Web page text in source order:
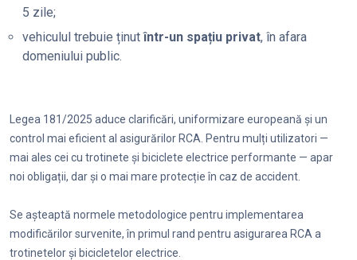
5 zile;
vehiculul trebuie ținutîntr-un spațiu privat, în afara
domeniului public.
Legea 181/2025 aduce clarificări, uniformizare europeană și un
control mai eficient al asigurărilor RCA. Pentru mulți utilizatori —
mai ales cei cu trotinete și biciclete electrice performante — apar
noi obligații, dar și o mai mare protecție în caz de accident.
Se așteaptă normele metodologice pentru implementarea
modificărilor survenite, în primul rand pentru asigurarea RCA a
trotinetelor și bicicletelor electrice.